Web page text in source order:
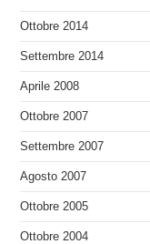
Ottobre 2014
Settembre 2014
Aprile 2008
Ottobre 2007
Settembre 2007
Agosto 2007
Ottobre 2005
Ottobre 2004